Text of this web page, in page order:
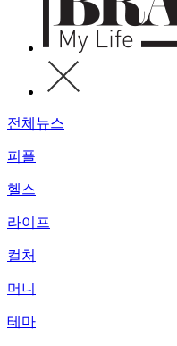
전체뉴스
피플
헬스
라이프
컬처
머니
테마